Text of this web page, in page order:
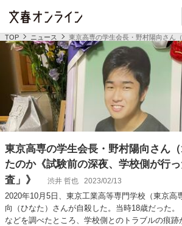
TOP ニュース 東京高専の学生会長・野村陽向さん
東京高専の学生会長・野村陽向さん
たのか《試験前の深夜、学校側が行
査」》
渋井 哲也 2023/02/13
2020年10月5日、東京工業高等専門学校（東京高
向（ひなた）さんが自殺した。当時18歳だった
などを調べたところ、学校側とのトラブルの痕跡